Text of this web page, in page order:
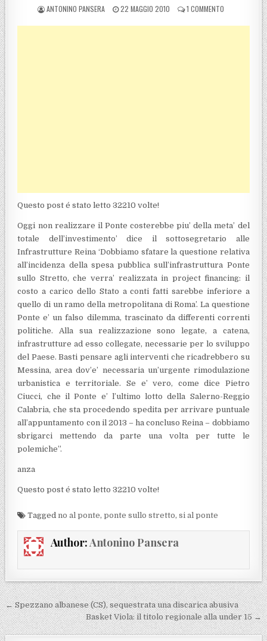
POSTED BY
ANTONINO PANSERA POSTED ON
22 MAGGIO 2010 1 COMMENTOSU PONTE
Questo post é stato letto 32210 volte!
Oggi non realizzare il Ponte costerebbe piu’ della meta’ del
totale dell’investimento’ dice il sottosegretario alle
Infrastrutture Reina ‘Dobbiamo sfatare la questione relativa
all’incidenza della spesa pubblica sull’infrastruttura Ponte
sullo Stretto, che verra’ realizzata in project financing: il
costo a carico dello Stato a conti fatti sarebbe inferiore a
quello di un ramo della metropolitana di Roma’. La questione
Ponte e’ un falso dilemma, trascinato da differenti correnti
politiche.Alla sua realizzazione sono legate, a catena,
infrastrutture ad esso collegate, necessarie per lo sviluppo
del Paese. Basti pensare agli interventi che ricadrebbero su
Messina, area dov’e’ necessaria un’urgente rimodulazione
urbanistica e territoriale. Se e’ vero, come dice Pietro
Ciucci, che il Ponte e’ l’ultimo lotto della Salerno-Reggio
Calabria, che sta procedendo spedita per arrivare puntuale
all’appuntamento con il 2013 – ha concluso Reina – dobbiamo
sbrigarci mettendo da parte una volta per tutte le
polemiche”.
anza
Questo post é stato letto 32210 volte!
Taggedno al ponte,ponte sullo stretto,si al ponte
Author:Antonino Pansera
Navigazione articoli
← Spezzano albanese (CS), sequestrata una discarica abusiva
Basket Viola: il titolo regionale alla under 15 →